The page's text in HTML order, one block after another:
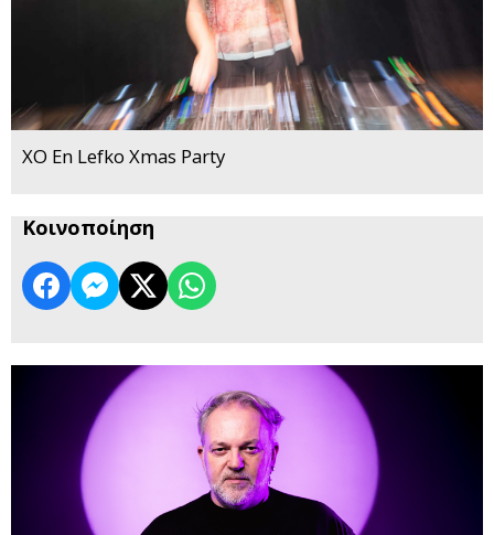
XO En Lefko Xmas Party
Κοινοποίηση